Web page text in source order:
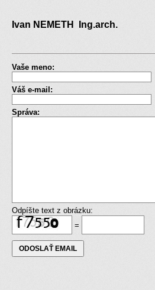
Ivan NEMETH Ing.arch.
Vaše meno:
Váš e-mail:
Správa:
Odpíšte text z obrázku:
=